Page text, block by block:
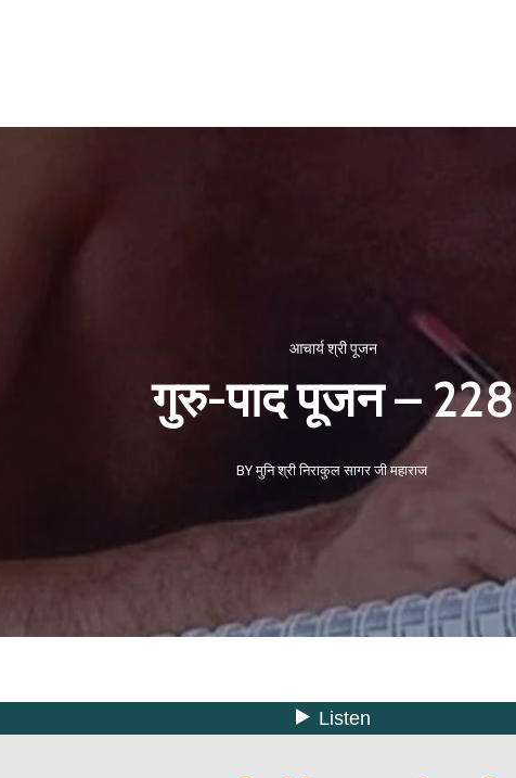
आचार्य श्री पूजन
गुरु-पाद पूजन – 228
BY मुनि श्री निराकुल सागर जी महाराज